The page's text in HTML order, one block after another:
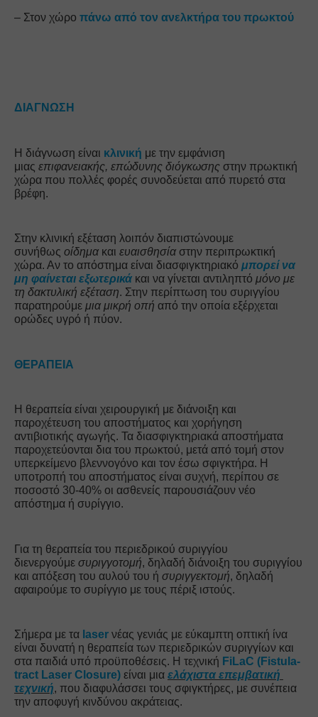
– Στον χώρο πάνω από τον ανελκτήρα του πρωκτού
ΔΙΑΓΝΩΣΗ
Η διάγνωση είναι κλινική με την εμφάνιση
μιας επιφανειακής, επώδυνης διόγκωσης στην πρωκτική
χώρα που πολλές φορές συνοδεύεται από πυρετό στα
βρέφη.
Στην κλινική εξέταση λοιπόν διαπιστώνουμε
συνήθως οίδημα και ευαισθησία στην περιπρωκτική
χώρα. Αν το απόστημα είναι διασφιγκτηριακό μπορεί να
μη φαίνεται εξωτερικά και να γίνεται αντιληπτό μόνο με
τη δακτυλική εξέταση. Στην περίπτωση του συριγγίου
παρατηρούμε μια μικρή οπή από την οποία εξέρχεται
ορώδες υγρό ή πύον.
ΘΕΡΑΠΕΙΑ
Η θεραπεία είναι χειρουργική με διάνοιξη και
παροχέτευση του αποστήματος και χορήγηση
αντιβιοτικής αγωγής. Τα διασφιγκτηριακά αποστήματα
παροχετεύονται δια του πρωκτού, μετά από τομή στον
υπερκείμενο βλεννογόνο και τον έσω σφιγκτήρα. Η
υποτροπή του αποστήματος είναι συχνή, περίπου σε
ποσοστό 30-40% οι ασθενείς παρουσιάζουν νέο
απόστημα ή συρίγγιο.
Για τη θεραπεία του περιεδρικού συριγγίου
διενεργούμε συριγγοτομή, δηλαδή διάνοιξη του συριγγίου
και απόξεση του αυλού του ή συριγγεκτομή, δηλαδή
αφαιρούμε το συρίγγιο με τους πέριξ ιστούς.
Σήμερα με τα laser νέας γενιάς με εύκαμπτη οπτική ίνα
είναι δυνατή η θεραπεία των περιεδρικών συριγγίων και
στα παιδιά υπό προϋποθέσεις. Η τεχνική FiLaC (Fistula-
tract Laser Closure) είναι μια ελάχιστα επεμβατική
τεχνική, που διαφυλάσσει τους σφιγκτήρες, με συνέπεια
την αποφυγή κινδύνου ακράτειας.